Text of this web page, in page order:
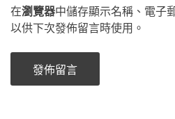
在瀏覽器中儲存顯示名稱、電子
以供下次發佈留言時使用。